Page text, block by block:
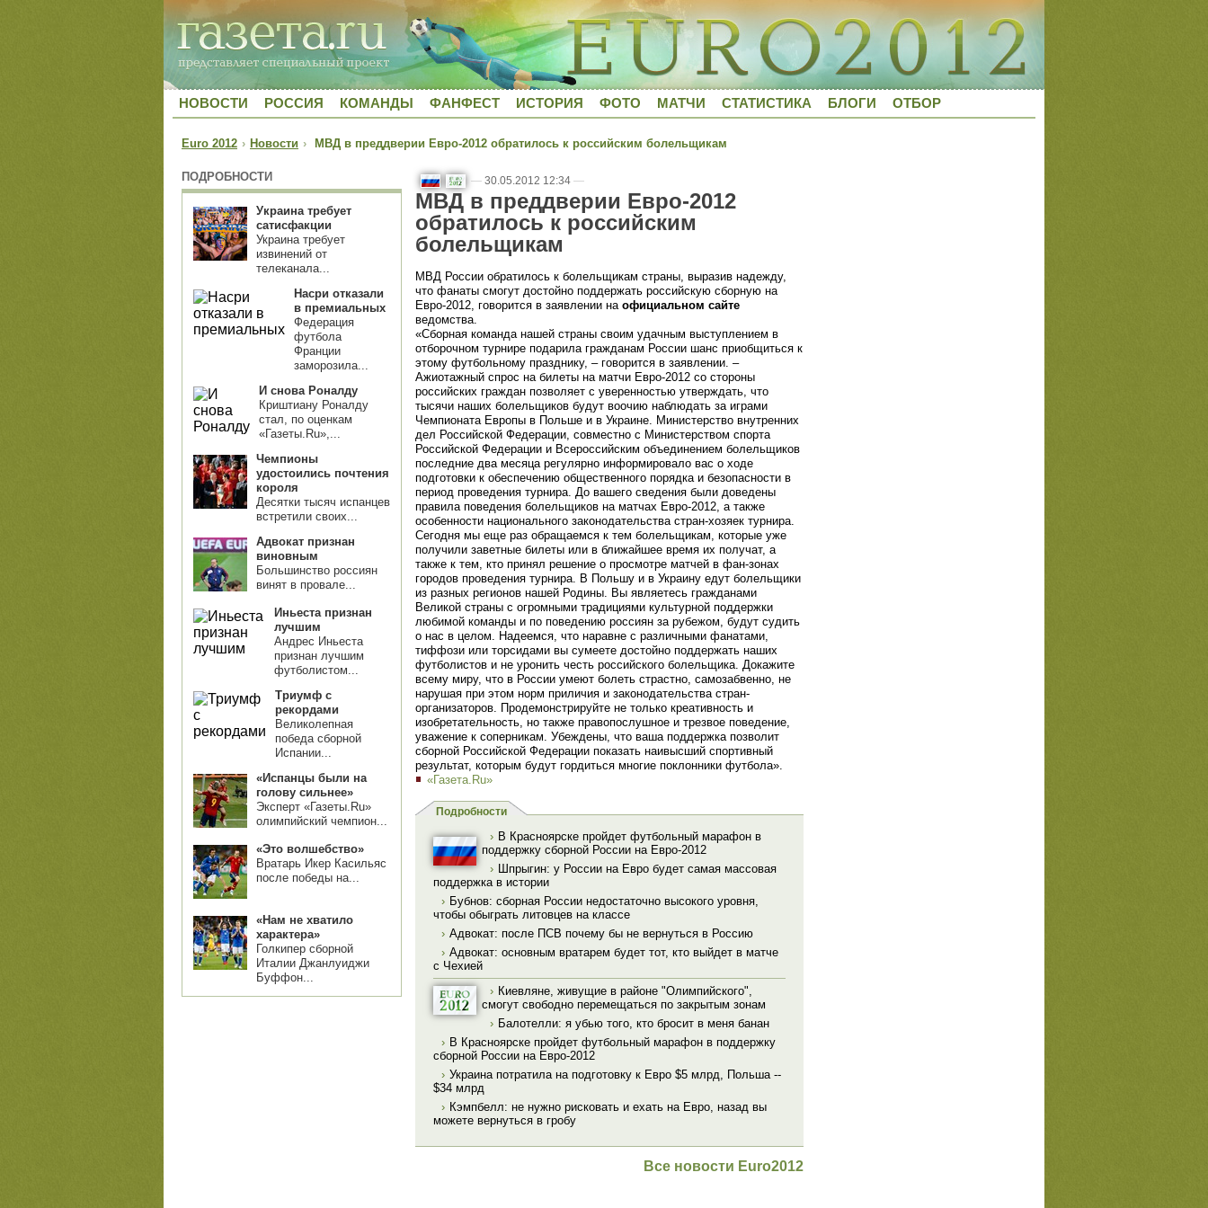
НОВОСТИ РОССИЯ КОМАНДЫ ФАНФЕСТ ИСТОРИЯ ФОТО МАТЧИ СТАТИСТИКА БЛОГИ ОТБОР
Euro 2012 › Новости › МВД в преддверии Евро-2012 обратилось к российским болельщикам
ПОДРОБНОСТИ
Украина требует
сатисфакции
Украина требует
извинений от
телеканала...
Насри отказали
в премиальных
Федерация
футбола
Франции
заморозила...
И снова Роналду
Криштиану Роналду
стал, по оценкам
«Газеты.Ru»,...
Чемпионы
удостоились почтения
короля
Десятки тысяч испанцев
встретили своих...
Адвокат признан
виновным
Большинство россиян
винят в провале...
Иньеста признан
лучшим
Андрес Иньеста
признан лучшим
футболистом...
Триумф с
рекордами
Великолепная
победа сборной
Испании...
«Испанцы были на
голову сильнее»
Эксперт «Газеты.Ru»
олимпийский чемпион...
«Это волшебство»
Вратарь Икер Касильяс
после победы на...
«Нам не хватило
характера»
Голкипер сборной
Италии Джанлуиджи
Буффон...
— 30.05.2012 12:34 —
МВД в преддверии Евро-2012
обратилось к российским
болельщикам
МВД России обратилось к болельщикам страны, выразив надежду,
что фанаты смогут достойно поддержать российскую сборную на
Евро-2012, говорится в заявлении на официальном сайте
ведомства.
«Сборная команда нашей страны своим удачным выступлением в
отборочном турнире подарила гражданам России шанс приобщиться к
этому футбольному празднику, – говорится в заявлении. –
Ажиотажный спрос на билеты на матчи Евро-2012 со стороны
российских граждан позволяет с уверенностью утверждать, что
тысячи наших болельщиков будут воочию наблюдать за играми
Чемпионата Европы в Польше и в Украине. Министерство внутренних
дел Российской Федерации, совместно с Министерством спорта
Российской Федерации и Всероссийским объединением болельщиков
последние два месяца регулярно информировало вас о ходе
подготовки к обеспечению общественного порядка и безопасности в
период проведения турнира. До вашего сведения были доведены
правила поведения болельщиков на матчах Евро-2012, а также
особенности национального законодательства стран-хозяек турнира.
Сегодня мы еще раз обращаемся к тем болельщикам, которые уже
получили заветные билеты или в ближайшее время их получат, а
также к тем, кто принял решение о просмотре матчей в фан-зонах
городов проведения турнира. В Польшу и в Украину едут болельщики
из разных регионов нашей Родины. Вы являетесь гражданами
Великой страны с огромными традициями культурной поддержки
любимой команды и по поведению россиян за рубежом, будут судить
о нас в целом. Надеемся, что наравне с различными фанатами,
тиффози или торсидами вы сумеете достойно поддержать наших
футболистов и не уронить честь российского болельщика. Докажите
всему миру, что в России умеют болеть страстно, самозабвенно, не
нарушая при этом норм приличия и законодательства стран-
организаторов. Продемонстрируйте не только креативность и
изобретательность, но также правопослушное и трезвое поведение,
уважение к соперникам. Убеждены, что ваша поддержка позволит
сборной Российской Федерации показать наивысший спортивный
результат, которым будут гордиться многие поклонники футбола».
«Газета.Ru»
Подробности
› В Красноярске пройдет футбольный марафон в
поддержку сборной России на Евро-2012
› Шпрыгин: у России на Евро будет самая массовая
поддержка в истории
› Бубнов: сборная России недостаточно высокого уровня,
чтобы обыграть литовцев на классе
› Адвокат: после ПСВ почему бы не вернуться в Россию
› Адвокат: основным вратарем будет тот, кто выйдет в матче
с Чехией
› Киевляне, живущие в районе "Олимпийского",
смогут свободно перемещаться по закрытым зонам
› Балотелли: я убью того, кто бросит в меня банан
› В Красноярске пройдет футбольный марафон в поддержку
сборной России на Евро-2012
› Украина потратила на подготовку к Евро $5 млрд, Польша --
$34 млрд
› Кэмпбелл: не нужно рисковать и ехать на Евро, назад вы
можете вернуться в гробу
Все новости Euro2012